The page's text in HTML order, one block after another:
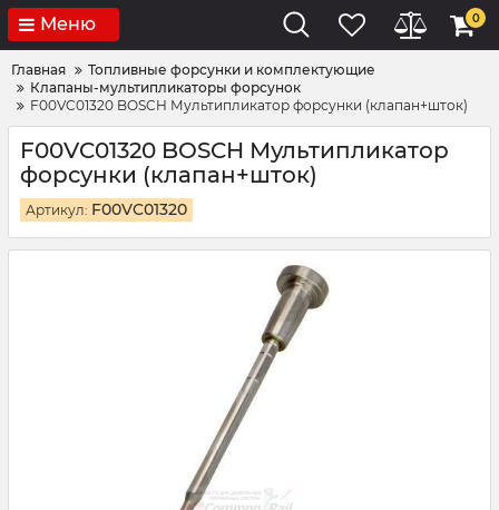
Меню 0
Главная
Топливные форсунки и комплектующие
Клапаны-мультипликаторы форсунок
F00VC01320 BOSCH Мультипликатор форсунки (клапан+шток)
F00VC01320 BOSCH Мультипликатор
форсунки (клапан+шток)
Артикул: F00VC01320